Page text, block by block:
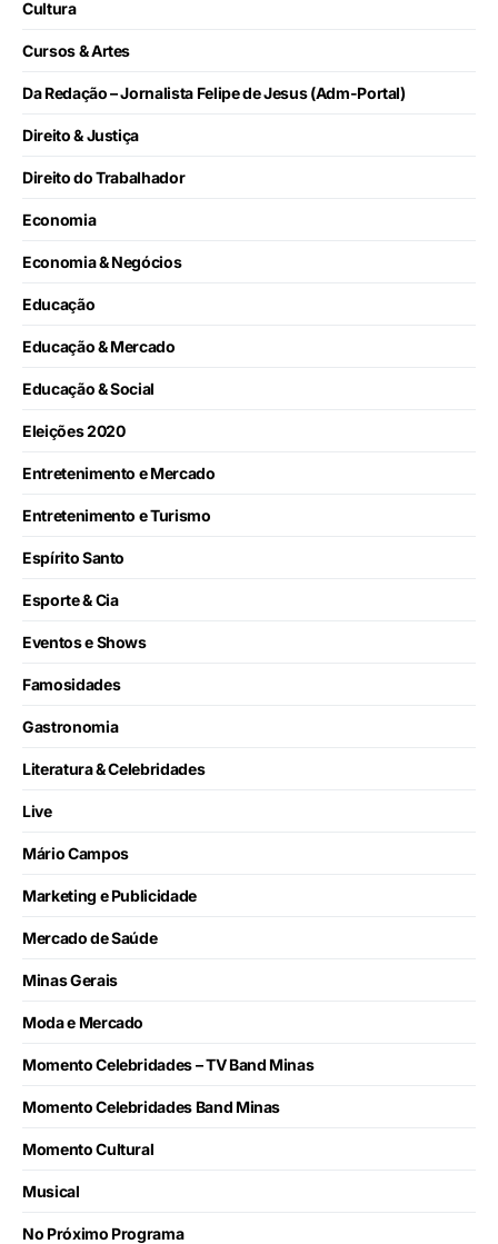
Cultura
Cursos & Artes
Da Redação – Jornalista Felipe de Jesus (Adm-Portal)
Direito & Justiça
Direito do Trabalhador
Economia
Economia & Negócios
Educação
Educação & Mercado
Educação & Social
Eleições 2020
Entretenimento e Mercado
Entretenimento e Turismo
Espírito Santo
Esporte & Cia
Eventos e Shows
Famosidades
Gastronomia
Literatura & Celebridades
Live
Mário Campos
Marketing e Publicidade
Mercado de Saúde
Minas Gerais
Moda e Mercado
Momento Celebridades – TV Band Minas
Momento Celebridades Band Minas
Momento Cultural
Musical
No Próximo Programa